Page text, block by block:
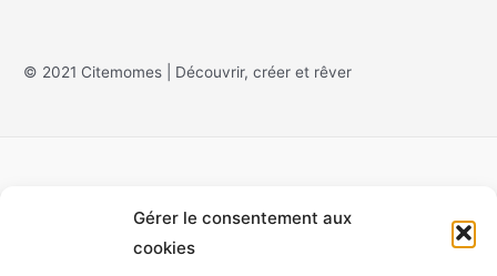
Gérer le consentement aux
cookies
© 2021 Citemomes | Découvrir, créer et rêver